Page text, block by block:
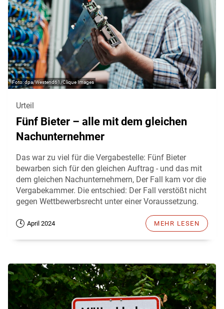
dpa/Westend61/Clique Images
Urteil
Fünf Bieter – alle mit dem gleichen
Nachunternehmer
Das war zu viel für die Vergabestelle: Fünf Bieter
bewarben sich für den gleichen Auftrag - und das mit
dem gleichen Nachunternehmern, Der Fall kam vor die
Vergabekammer. Die entschied: Der Fall verstößt nicht
gegen Wettbewerbsrecht unter einer Voraussetzung.
April 2024 MEHR LESEN